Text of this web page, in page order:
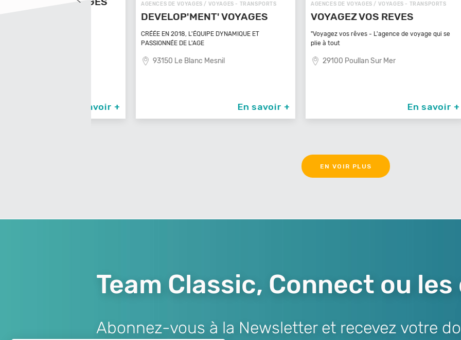
AGENCES DE VOYAGES / VOYAGES - TRANSPORTS
DEVELOP'MENT' VOYAGES
CRÉÉE EN 2018, L'ÉQUIPE DYNAMIQUE ET
PASSIONNÉE DE L'AGE
93150 Le Blanc Mesnil
En savoir +
AGENCES DE VOYAGES / VOYAGES - TRANSPORTS
VOYAGEZ VOS REVES
"Voyagez vos rêves - L'agence de voyage qui se
29100 Poullan Sur Mer
En savoir +
ZOOS,
EN VOIR PLUS
Team Classic, Connect ou les
Abonnez-vous à la Newsletter et recevez votre